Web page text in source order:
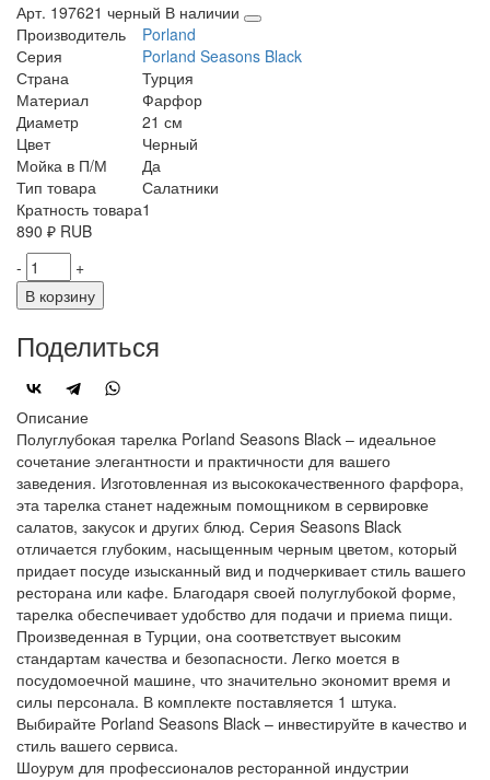
Арт. 197621 черный В наличии
Производитель
Porland
Серия
Porland Seasons Black
Страна
Турция
Материал
Фарфор
Диаметр
21 см
Цвет
Черный
Мойка в П/М
Да
Тип товара
Салатники
Кратность товара1
890 ₽ RUB
-
+
В корзину
Поделиться
Описание
Полуглубокая тарелка Porland Seasons Black – идеальное
сочетание элегантности и практичности для вашего
заведения. Изготовленная из высококачественного фарфора,
эта тарелка станет надежным помощником в сервировке
салатов, закусок и других блюд. Серия Seasons Black
отличается глубоким, насыщенным черным цветом, который
придает посуде изысканный вид и подчеркивает стиль вашего
ресторана или кафе. Благодаря своей полуглубокой форме,
тарелка обеспечивает удобство для подачи и приема пищи.
Произведенная в Турции, она соответствует высоким
стандартам качества и безопасности. Легко моется в
посудомоечной машине, что значительно экономит время и
силы персонала. В комплекте поставляется 1 штука.
Выбирайте Porland Seasons Black – инвестируйте в качество и
стиль вашего сервиса.
Шоурум для профессионалов ресторанной индустрии